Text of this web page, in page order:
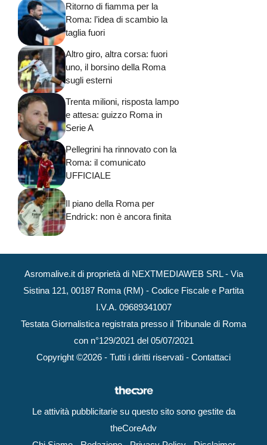
Ritorno di fiamma per la
Roma: l’idea di scambio la
taglia fuori
Altro giro, altra corsa: fuori
uno, il borsino della Roma
sugli esterni
Trenta milioni, risposta lampo
e attesa: guizzo Roma in
Serie A
Pellegrini ha rinnovato con la
Roma: il comunicato
UFFICIALE
Il piano della Roma per
Endrick: non è ancora finita
Asromalive.it di proprietà di NEXTMEDIAWEB SRL - Via
Sistina 121, 00187 Roma (RM) - Codice Fiscale e Partita
I.V.A. 09689341007
Testata Giornalistica registrata presso il Tribunale di Roma
con n°129/2021 del 05/07/2021
Copyright ©2026 - Tutti i diritti riservati - Contattaci
Le attività pubblicitarie su questo sito sono gestite da
theCoreAdv